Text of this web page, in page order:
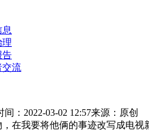
理
告
交流
间：2022-03-02 12:57来源：原创
在我要将他俩的事迹改写成电视